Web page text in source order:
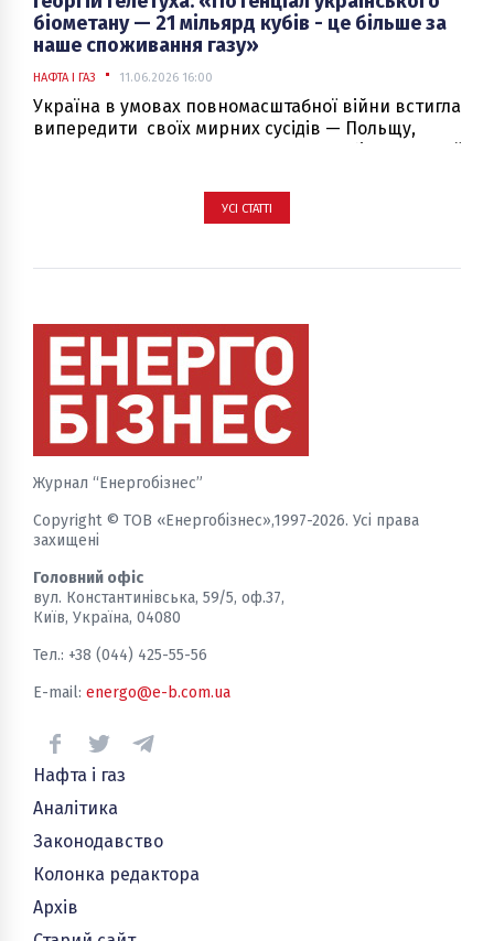
біометану — 21 мільярд кубів - це більше за
наше споживання газу»
НАФТА І ГАЗ 11.06.2026 16:00
Україна в умовах повномасштабної війни встигла
випередити своїх мирних сусідів — Польщу,
Угорщину, Словаччину — у розвитку біометанової
УСІ СТАТТІ
Журнал “Енергобізнес”
Copyright © ТОВ «Енергобізнес»,1997-2026. Усі права
захищені
Головний офіс
вул. Константинівська, 59/5, оф.37,
Київ, Україна, 04080
Тел.: +38 (044) 425-55-56
E-mail: energo@e-b.com.ua
Нафта і газ
Аналітика
Законодавство
Колонка редактора
Архів